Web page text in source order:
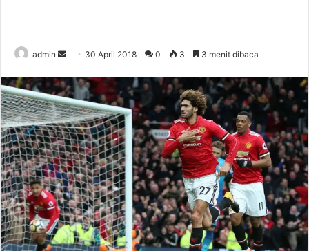
admin
n
d
a
n
e
m
a
i
l
30 April 2018 0 3 3 menit dibaca